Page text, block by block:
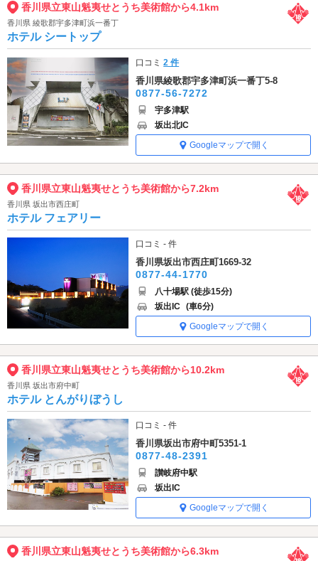
香川県立東山魁夷せとうち美術館から4.1km
香川県 綾歌郡宇多津町浜一番丁
ホテル シートップ
口コミ2 件
香川県綾歌郡宇多津町浜一番丁5-8
0877-56-7272
宇多津駅
坂出北IC
Googleマップで開く
香川県立東山魁夷せとうち美術館から7.2km
香川県 坂出市西庄町
ホテル フェアリー
口コミ - 件
香川県坂出市西庄町1669-32
0877-44-1770
八十場駅 (徒歩15分)
坂出IC (車6分)
Googleマップで開く
香川県立東山魁夷せとうち美術館から10.2km
香川県 坂出市府中町
ホテル とんがりぼうし
口コミ - 件
香川県坂出市府中町5351-1
0877-48-2391
讃岐府中駅
坂出IC
Googleマップで開く
香川県立東山魁夷せとうち美術館から6.3km